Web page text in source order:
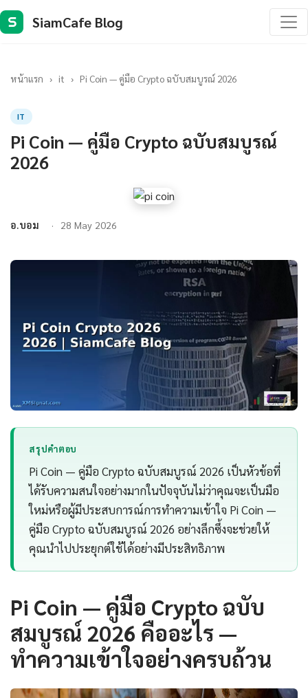
S SiamCafe Blog
หน้าแรก › it › Pi Coin — คู่มือ Crypto ฉบับสมบูรณ์ 2026
IT
Pi Coin — คู่มือ Crypto ฉบับสมบูรณ์
2026
อ.บอม 28 May 2026
สรุปคำตอบ
Pi Coin — คู่มือ Crypto ฉบับสมบูรณ์ 2026 เป็นหัวข้อที่
ได้รับความสนใจอย่างมากในปัจจุบันไม่ว่าคุณจะเป็นมือ
ใหม่หรือผู้มีประสบการณ์การทำความเข้าใจ Pi Coin —
คู่มือ Crypto ฉบับสมบูรณ์ 2026 อย่างลึกซึ้งจะช่วยให้
คุณนำไปประยุกต์ใช้ได้อย่างมีประสิทธิภาพ
Pi Coin — คู่มือ Crypto ฉบับ
สมบูรณ์ 2026 คืออะไร —
ทำความเข้าใจอย่างครบถ้วน